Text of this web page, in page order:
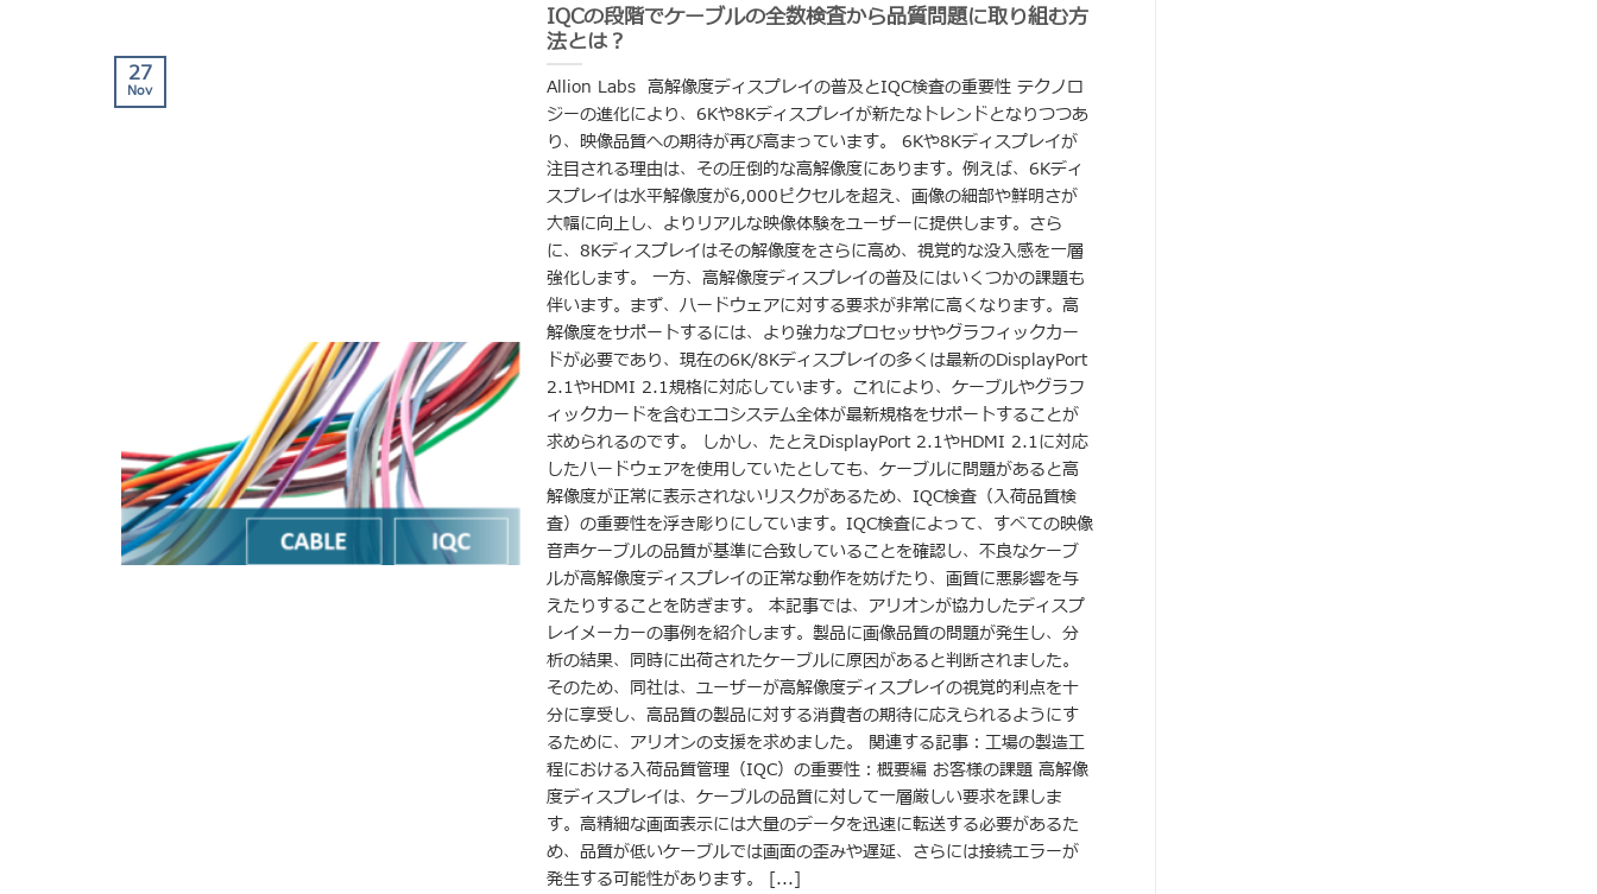
IQCの段階でケーブルの全数検査から品質問題に取り組む方
法とは？
Allion Labs 高解像度ディスプレイの普及とIQC検査の重要性 テクノロ
ジーの進化により、6Kや8Kディスプレイが新たなトレンドとなりつつあ
り、映像品質への期待が再び高まっています。 6Kや8Kディスプレイが
注目される理由は、その圧倒的な高解像度にあります。例えば、6Kディ
スプレイは水平解像度が6,000ピクセルを超え、画像の細部や鮮明さが
大幅に向上し、よりリアルな映像体験をユーザーに提供します。さら
に、8Kディスプレイはその解像度をさらに高め、視覚的な没入感を一層
強化します。 一方、高解像度ディスプレイの普及にはいくつかの課題も
伴います。まず、ハードウェアに対する要求が非常に高くなります。高
解像度をサポートするには、より強力なプロセッサやグラフィックカー
ドが必要であり、現在の6K/8Kディスプレイの多くは最新のDisplayPort
2.1やHDMI 2.1規格に対応しています。これにより、ケーブルやグラフ
ィックカードを含むエコシステム全体が最新規格をサポートすることが
求められるのです。 しかし、たとえDisplayPort 2.1やHDMI 2.1に対応
したハードウェアを使用していたとしても、ケーブルに問題があると高
解像度が正常に表示されないリスクがあるため、IQC検査（入荷品質検
査）の重要性を浮き彫りにしています。IQC検査によって、すべての映像
音声ケーブルの品質が基準に合致していることを確認し、不良なケーブ
ルが高解像度ディスプレイの正常な動作を妨げたり、画質に悪影響を与
えたりすることを防ぎます。 本記事では、アリオンが協力したディスプ
レイメーカーの事例を紹介します。製品に画像品質の問題が発生し、分
析の結果、同時に出荷されたケーブルに原因があると判断されました。
そのため、同社は、ユーザーが高解像度ディスプレイの視覚的利点を十
分に享受し、高品質の製品に対する消費者の期待に応えられるようにす
るために、アリオンの支援を求めました。 関連する記事：工場の製造工
程における入荷品質管理（IQC）の重要性：概要編 お客様の課題 高解像
度ディスプレイは、ケーブルの品質に対して一層厳しい要求を課しま
す。高精細な画面表示には大量のデータを迅速に転送する必要があるた
め、品質が低いケーブルでは画面の歪みや遅延、さらには接続エラーが
発生する可能性があります。 [...]
27
Nov